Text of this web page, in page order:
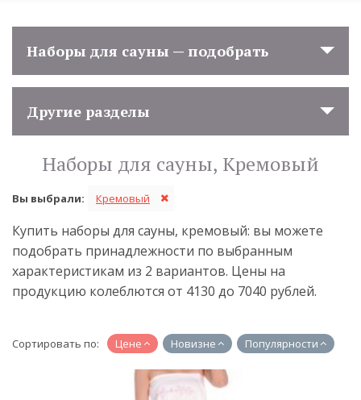
Наборы для сауны — подобрать
Другие разделы
Наборы для сауны, Кремовый
Вы выбрали: Кремовый
Купить наборы для сауны, кремовый: вы можете
подобрать принадлежности по выбранным
характеристикам из 2 вариантов. Цены на
продукцию колеблются от 4130 до 7040 рублей.
Сортировать по: Цене Новизне Популярности